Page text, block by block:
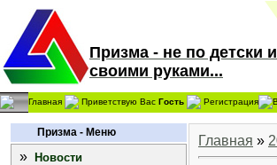
Призма - не по детски
своими руками...
Главная Приветствую Вас Гость Регистрация
Призма - Меню
»
Новости
Главная »